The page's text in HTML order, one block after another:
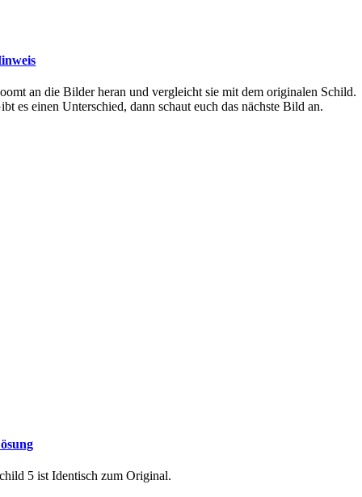
an die Bilder heran und vergleicht sie mit dem originalen Schild.
es einen Unterschied, dann schaut euch das nächste Bild an.
5 ist Identisch zum Original.